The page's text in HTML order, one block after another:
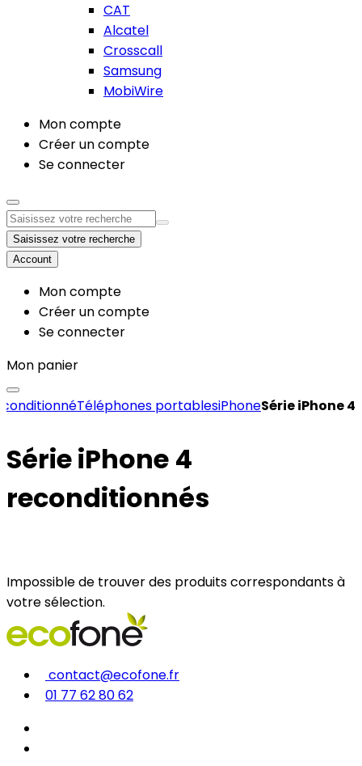
CAT
Alcatel
Crosscall
Samsung
MobiWire
Mon compte
Créer un compte
Se connecter
Saisissez votre recherche
Account
Mon compte
Créer un compte
Se connecter
Mon panier
Téléphones portablesiPhoneSérie iPhone 4
Série iPhone 4
reconditionnés
Impossible de trouver des produits correspondants à
votre sélection.
contact@ecofone.fr
01 77 62 80 62